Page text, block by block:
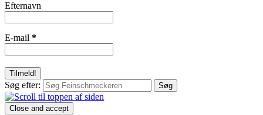
Efternavn
E-mail *
Søg efter: